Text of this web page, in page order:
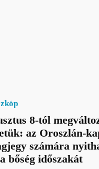
8-tól
az Oroszlán-
számára
bőség időszakát